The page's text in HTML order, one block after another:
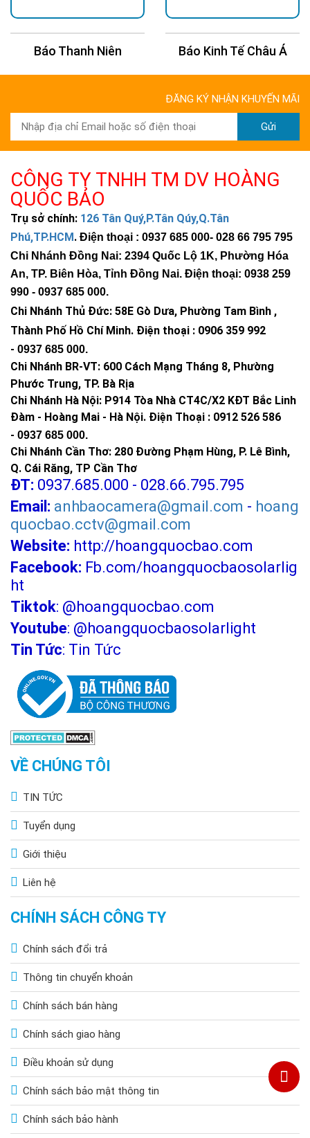
Báo Thanh Niên Báo Kinh Tế Châu Á
ĐĂNG KÝ NHẬN KHUYẾN MÃI
Gửi
CÔNG TY TNHH TM DV HOÀNG
QUỐC BẢO
Trụ sở chính: 126 Tân Quý,P.Tân Qúy,Q.Tân
Phú,TP.HCM . Điện thoại : 0937 685 000- 028 66 795 795
Chi Nhánh Đồng Nai: 2394 Quốc Lộ 1K, Phường Hóa
An, TP. Biên Hòa, Tỉnh Đồng Nai. Điện thoại: 0938 259
990 - 0937 685 000.
Chi Nhánh Thủ Đức: 58E Gò Dưa, Phường Tam Bình ,
Thành Phố Hồ Chí Minh. Điện thoại : 0906 359 992
- 0937 685 000.
Chi Nhánh BR-VT: 600 Cách Mạng Tháng 8, Phường
Phước Trung, TP. Bà Rịa
Chi Nhánh Hà Nội: P914 Tòa Nhà CT4C/X2 KĐT Bắc Linh
Đàm - Hoàng Mai - Hà Nội. Điện Thoại : 0912 526 586
- 0937 685 000.
Chi Nhánh Cần Thơ: 280 Đường Phạm Hùng, P. Lê Bình,
Q. Cái Răng, TP Cần Thơ
ĐT: 0937.685.000 - 028.66.795.795
Email: anhbaocamera@gmail.com - hoang
quocbao.cctv@gmail.com
Website: http://hoangquocbao.com
Facebook: Fb.com/hoangquocbaosolarlig
ht
Tiktok: @hoangquocbao.com
Youtube: @hoangquocbaosolarlight
Tin Tức: Tin Tức
VỀ CHÚNG TÔI
TIN TỨC
Tuyển dụng
Giới thiệu
Liên hệ
CHÍNH SÁCH CÔNG TY
Chính sách đổi trả
Thông tin chuyển khoản
Chính sách bán hàng
Chính sách giao hàng
Điều khoản sử dụng
Chính sách bảo mật thông tin
Chính sách bảo hành